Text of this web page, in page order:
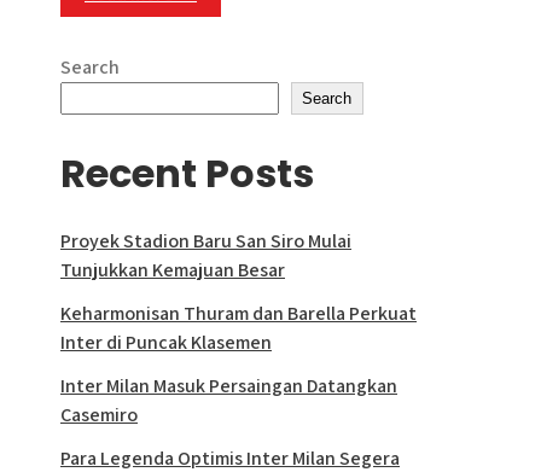
Search
Search
Recent Posts
Proyek Stadion Baru San Siro Mulai
Tunjukkan Kemajuan Besar
Keharmonisan Thuram dan Barella Perkuat
Inter di Puncak Klasemen
Inter Milan Masuk Persaingan Datangkan
Casemiro
Para Legenda Optimis Inter Milan Segera